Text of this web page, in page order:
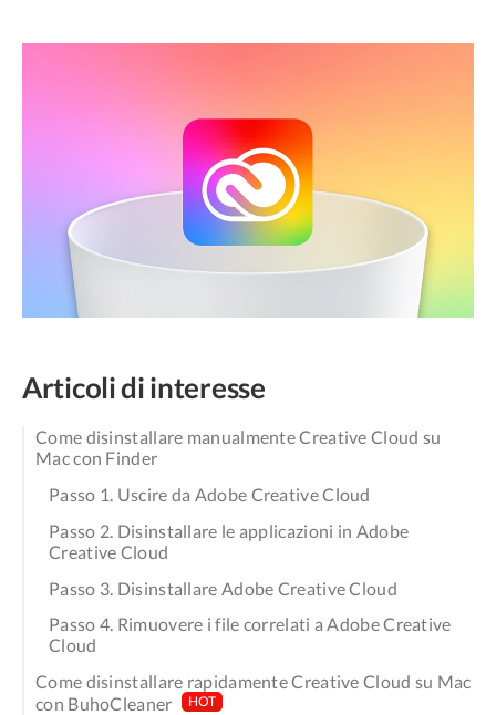
Articoli di interesse
Come disinstallare manualmente Creative Cloud su
Mac con Finder
Passo 1. Uscire da Adobe Creative Cloud
Passo 2. Disinstallare le applicazioni in Adobe
Creative Cloud
Passo 3. Disinstallare Adobe Creative Cloud
Passo 4. Rimuovere i file correlati a Adobe Creative
Cloud
Come disinstallare rapidamente Creative Cloud su Mac
con BuhoCleaner
HOT